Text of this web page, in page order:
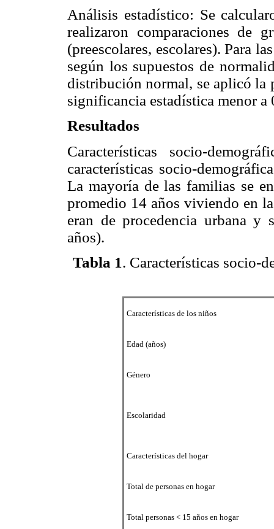
Análisis estadístico: Se
realizaron comparaciones de
(preescolares, escolares). Para
según los supuestos de
distribución normal, se aplicó la
significancia estadística menor a
Resultados
Características socio-
características socio-
La mayoría de las familias se
promedio 14 años viviendo en
eran de procedencia urbana y
años).
Tabla 1. Características socio-
Características de los niños
Edad (años)
Género
Escolaridad
Características del hogar
Total de personas en hogar
Total personas < 15 años en hogar